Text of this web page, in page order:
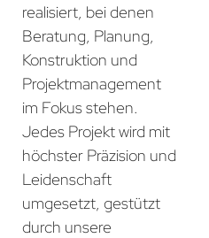
realisiert, bei denen
Beratung, Planung,
Konstruktion und
Projektmanagement
im Fokus stehen.
Jedes Projekt wird mit
höchster Präzision und
Leidenschaft
umgesetzt, gestützt
durch unsere